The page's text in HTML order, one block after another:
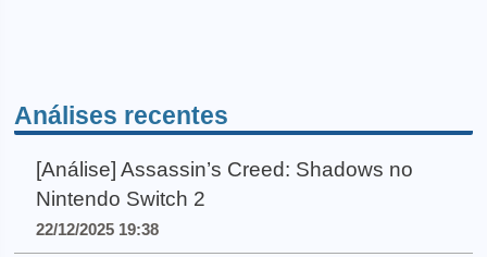
Análises recentes
[Análise] Assassin’s Creed: Shadows no
Nintendo Switch 2
22/12/2025 19:38